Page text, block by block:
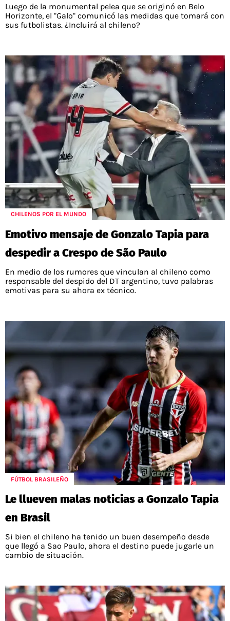
Luego de la monumental pelea que se originó en Belo
Horizonte, el "Galo" comunicó las medidas que tomará con
sus futbolistas. ¿Incluirá al chileno?
CHILENOS POR EL MUNDO
Emotivo mensaje de Gonzalo Tapia para
despedir a Crespo de São Paulo
En medio de los rumores que vinculan al chileno como
responsable del despido del DT argentino, tuvo palabras
emotivas para su ahora ex técnico.
FÚTBOL BRASILEÑO
Le llueven malas noticias a Gonzalo Tapia
en Brasil
Si bien el chileno ha tenido un buen desempeño desde
que llegó a Sao Paulo, ahora el destino puede jugarle un
cambio de situación.